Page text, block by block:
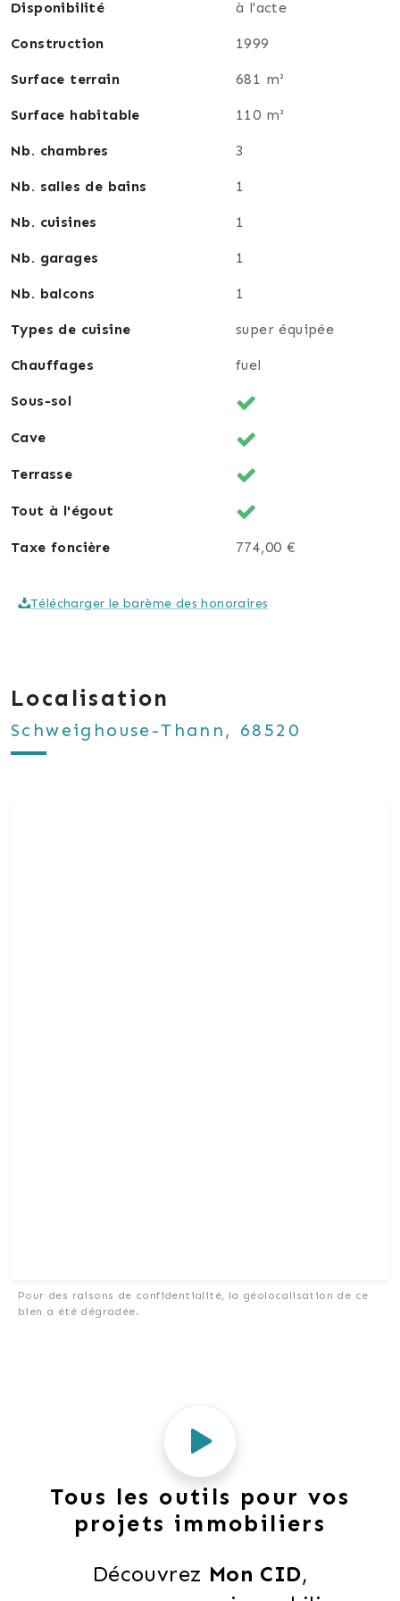
Disponibilité à l'acte
Construction 1999
Surface terrain 681 m²
Surface habitable 110 m²
Nb. chambres 3
Nb. salles de bains 1
Nb. cuisines 1
Nb. garages 1
Nb. balcons 1
Types de cuisine super équipée
Chauffages fuel
Sous-sol
Cave
Terrasse
Tout à l'égout
Taxe foncière 774,00 €
Télécharger le barème des honoraires
Localisation
Schweighouse-Thann, 68520
Pour des raisons de confidentialité, la géolocalisation de ce
bien a été dégradée.
Tous les outils pour vos
projets immobiliers
Découvrez Mon CID,